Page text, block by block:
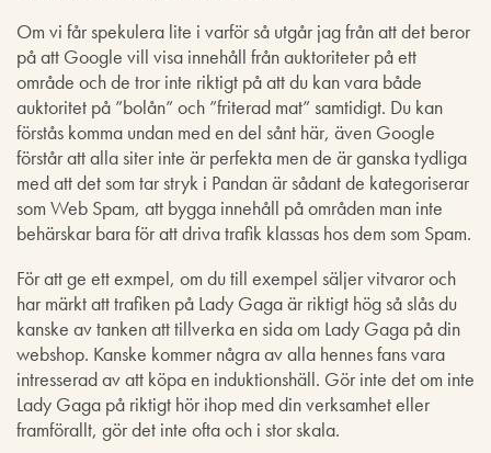
Om vi får spekulera lite i varför så utgår jag från att det beror
på att Google vill visa innehåll från auktoriteter på ett
område och de tror inte riktigt på att du kan vara både
auktoritet på ”bolån” och ”friterad mat” samtidigt. Du kan
förstås komma undan med en del sånt här, även Google
förstår att alla siter inte är perfekta men de är ganska tydliga
med att det som tar stryk i Pandan är sådant de kategoriserar
som Web Spam, att bygga innehåll på områden man inte
behärskar bara för att driva trafik klassas hos dem som Spam.
För att ge ett exmpel, om du till exempel säljer vitvaror och
har märkt att trafiken på Lady Gaga är riktigt hög så slås du
kanske av tanken att tillverka en sida om Lady Gaga på din
webshop. Kanske kommer några av alla hennes fans vara
intresserad av att köpa en induktionshäll. Gör inte det om inte
Lady Gaga på riktigt hör ihop med din verksamhet eller
framförallt, gör det inte ofta och i stor skala.